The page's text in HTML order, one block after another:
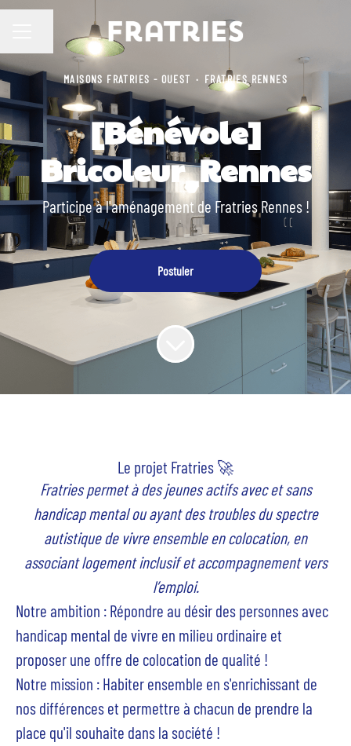
MENU CARRIÈRE
Partager la page
MAISONS FRATRIES - OUEST · FRATRIES RENNES
[Bénévole]
Bricoleur_Rennes
Participe à l'aménagement de Fratries Rennes !
Postuler
Le projet Fratries 🚀
Fratries permet àdes jeunes actifs avec et sans
handicapmental ou ayant des troubles du spectre
autistique de vivre ensemble en colocation, en
associant logement inclusif et accompagnement vers
l’emploi.
Notre ambition : Répondre au désir des personnes avec
handicap mental de vivre en milieu ordinaire et
proposer une offre de colocation de qualité !
Notre mission : Habiter ensemble en s'enrichissant de
nos différences et permettre à chacun de prendre la
place qu'il souhaite dans la société !